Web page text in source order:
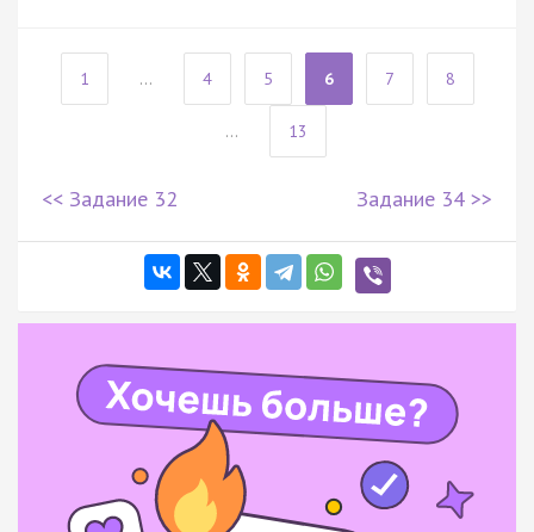
1 ... 4 5 6 7 8
... 13
<< Задание 32 Задание 34 >>